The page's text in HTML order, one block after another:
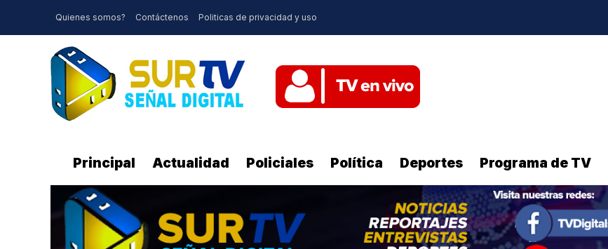
Quienes somos? Contáctenos Politicas de privacidad y uso
Principal Actualidad Policiales Política Deportes Programa de TV